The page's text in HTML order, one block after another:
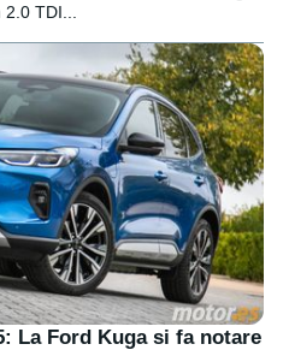
TDI...
La Ford Kuga si fa notare